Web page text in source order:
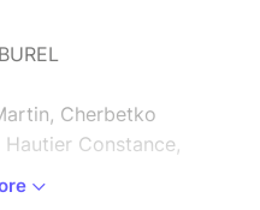
Cherbetko
Hautier Constance,